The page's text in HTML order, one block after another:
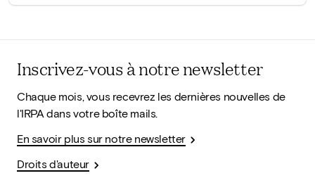
Inscrivez-vous à notre newsletter
Chaque mois, vous recevrez les dernières nouvelles de
l'IRPA dans votre boîte mails.
En savoir plus sur notre newsletter
Droits d'auteur